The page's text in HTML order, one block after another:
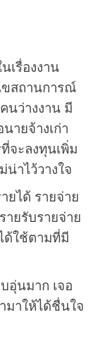
เรื่องงาน
ขสถานการณ์
นว่างงาน มี
ายจ้างเก่า
จะลงทุนเพิ่ม
น่าไว้วางใจ
ยได้ รายจ่าย
ยรับรายจ่าย
ด้ใช้ตามที่มี
อุ่นมาก เจอ
มาให้ได้ชื่นใจ